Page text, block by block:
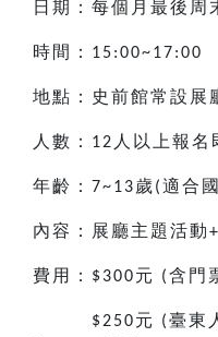
日期：每個月最後周
時間： 15:00~17:00
地點：史前館常設展
人數： 12 人以上報名
年齡： 7~13歲(適合
內容：展廳主題活動
費用： $300元 (含門
$250元 (臺東